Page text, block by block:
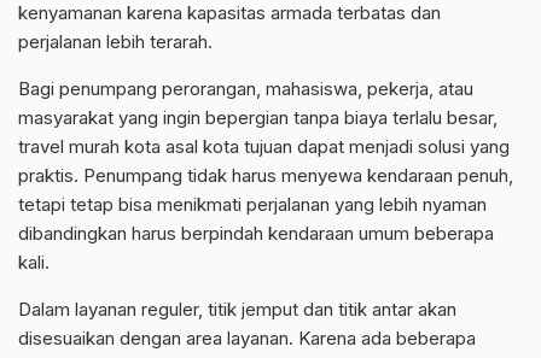
kenyamanan karena kapasitas armada terbatas dan
perjalanan lebih terarah.
Bagi penumpang perorangan, mahasiswa, pekerja, atau
masyarakat yang ingin bepergian tanpa biaya terlalu besar,
travel murah kota asal kota tujuan dapat menjadi solusi yang
praktis. Penumpang tidak harus menyewa kendaraan penuh,
tetapi tetap bisa menikmati perjalanan yang lebih nyaman
dibandingkan harus berpindah kendaraan umum beberapa
kali.
Dalam layanan reguler, titik jemput dan titik antar akan
disesuaikan dengan area layanan. Karena ada beberapa